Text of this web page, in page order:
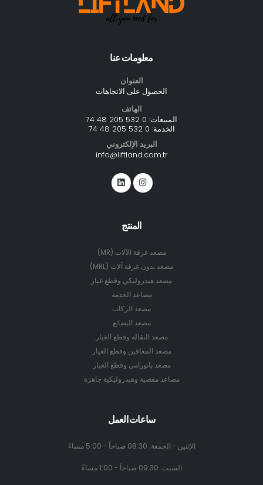
معلومات عنا
العنوان
الحصول على الاتجاهات
الهاتف
المبيعات: 0 532 205 48 74
الخدمة: 0 532 205 48 74
البريد الإلكتروني
info@liftland.com.tr
المنتج
مصعد غرفة الآلات (MR)
مصعد بدون غرفة آلات (MRL)
مصعد هيدروليكي وقطع غيار
مصاعد الخدمة
مصعد الركاب
مصعد البضائع
مصعد النقالة وقطع الغيار
مصعد المعاقين وقطع الغيار
مصعد بانورامي وقطع الغيار
مصاعد مقصية وهيدروليكية جاهزة
ساعات العمل
الإثنين - الجمعة: 08:30 صباحاً - 5:00 مساءً
السبت: 09:30 صباحاً - 1:00 مساءً